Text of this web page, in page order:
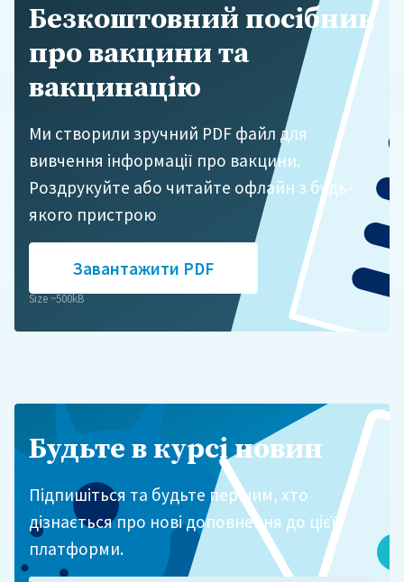
Безкоштовний посібник
про вакцини та
вакцинацію
Ми створили зручний PDF файл для
вивчення інформації про вакцини.
Роздрукуйте або читайте офлайн з будь-
якого пристрою
Завантажити PDF
Size ~500kB
Будьте в курсі новин
Підпишіться та будьте першим, хто
дізнається про нові доповнення до цієї
платформи.